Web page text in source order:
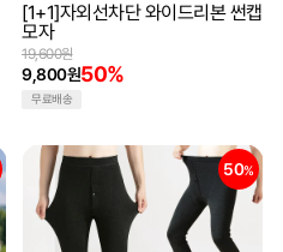
[1+1]자외선차단 와이드리본 썬캡
모자
9,800원50%
19,600원
무료배송
50%